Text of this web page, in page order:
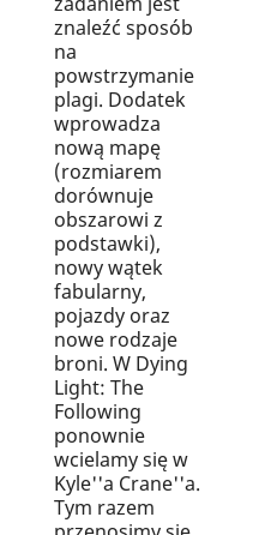
znaleźć sposób
na
powstrzymanie
plagi. Dodatek
wprowadza
nową mapę
(rozmiarem
dorównuje
obszarowi z
podstawki),
nowy wątek
fabularny,
pojazdy oraz
nowe rodzaje
broni. W Dying
Light: The
Following
ponownie
wcielamy się w
Kyle''a Crane''a.
Tym razem